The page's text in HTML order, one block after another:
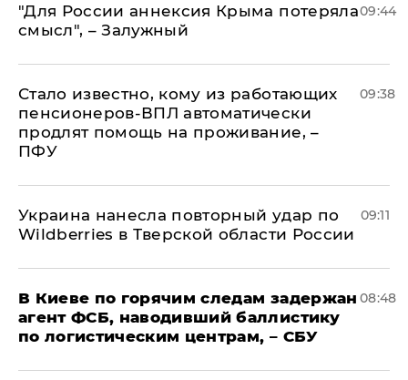
"Для России аннексия Крыма потеряла
смысл", – Залужный
09:44
Стало известно, кому из работающих
пенсионеров-ВПЛ автоматически
продлят помощь на проживание, –
ПФУ
09:38
Украина нанесла повторный удар по
Wildberries в Тверской области России
09:11
В Киеве по горячим следам задержан
агент ФСБ, наводивший баллистику
по логистическим центрам, – СБУ
08:48